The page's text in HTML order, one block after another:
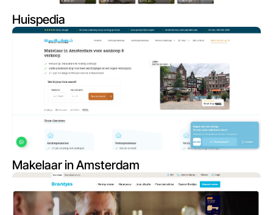
Huispedia
Makelaar in Amsterdam